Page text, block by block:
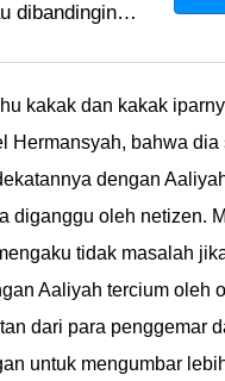
Waktu Masih Kerja
dibandingin
nyata kalau
itu butuh uang
Tapi salut
mengakui masa
dan nggak
nutupin lagi.
kakak dan kakak
Hermansyah, bahwa dia
dengan
diganggu oleh netizen.
tidak masalah
Aaliyah tercium oleh
dari para penggemar
untuk mengumbar